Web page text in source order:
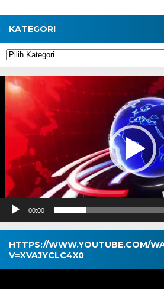
KATEGORI
Kategori
Pemutar
Video
00:00
HTTPS://WWW.YOUTUBE.COM/
V=XVAJYCLC4X0
Pemutar